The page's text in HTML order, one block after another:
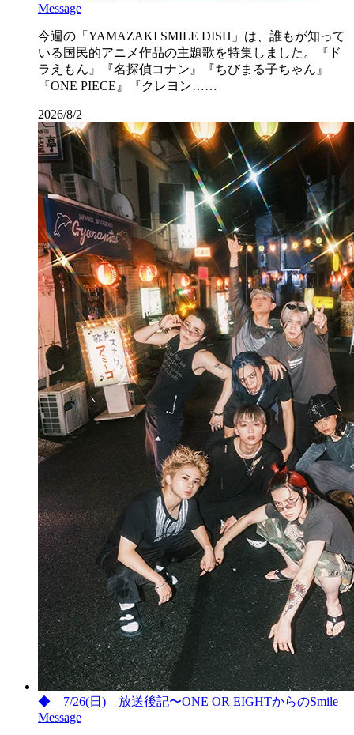
Message
今週の「YAMAZAKI SMILE DISH」は、誰もが知って
いる国民的アニメ作品の主題歌を特集しました。『ド
ラえもん』『名探偵コナン』『ちびまる子ちゃん』
『ONE PIECE』『クレヨン……
2026/8/2
◆ 7/26(日) 放送後記〜ONE OR EIGHTからのSmile
Message